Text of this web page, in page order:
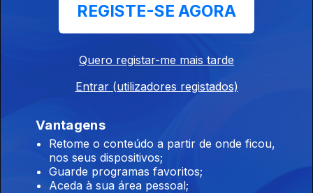
26 jul. 2026
REGISTE-SE AGORA
Quero registar-me mais tarde
Entrar (utilizadores registados)
Vantagens
Retome o conteúdo a partir de onde ficou,
nos seus dispositivos;
Guarde programas favoritos;
Aceda à sua área pessoal;